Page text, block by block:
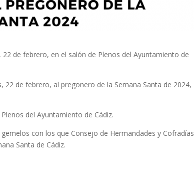
de febrero, en el salón de Plenos del Ayuntamiento de
de febrero, al pregonero de la Semana Santa de 2024,
del Ayuntamiento de Cádiz.
con los que Consejo de Hermandades y Cofradías
Santa de Cádiz.